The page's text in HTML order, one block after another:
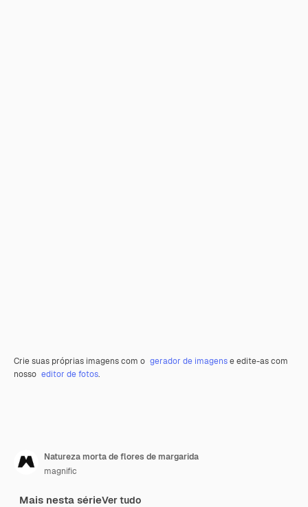
Crie suas próprias imagens com o gerador de imagense edite-as com
nosso editor de fotos.
Natureza morta de flores de margarida
magnific
Mais nesta sérieVer tudo